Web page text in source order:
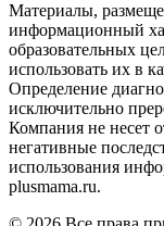
Материалы,
информационный
образовательных
использовать их в
Определение
исключительно
Компания не несет
негативные
использования
plusmama.ru.